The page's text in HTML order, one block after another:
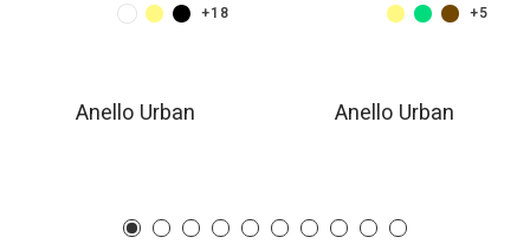
Anello Urban
+18
Anello Urban
+5